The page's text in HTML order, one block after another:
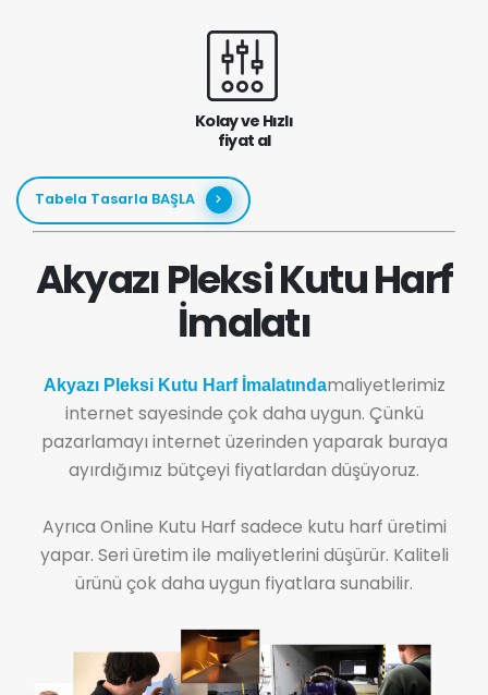
Kolay ve Hızlı
fiyat al
Tabela Tasarla BAŞLA
Akyazı Pleksi Kutu Harf
İmalatı
Akyazı Pleksi Kutu Harf İmalatındamaliyetlerimiz
internet sayesinde çok daha uygun. Çünkü
pazarlamayı internet üzerinden yaparak buraya
ayırdığımız bütçeyi fiyatlardan düşüyoruz.
Ayrıca Online Kutu Harf sadece kutu harf üretimi
yapar. Seri üretim ile maliyetlerini düşürür. Kaliteli
ürünü çok daha uygun fiyatlara sunabilir.